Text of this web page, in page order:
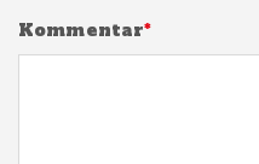
Kommentar*